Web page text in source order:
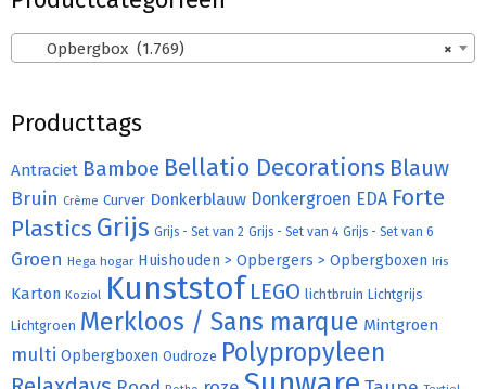
×
Opbergbox (1.769)
Producttags
Antraciet Bamboe Bellatio Decorations Blauw
Bruin Crème Curver Donkerblauw Donkergroen EDA Forte
Plastics Grijs Grijs - Set van 2 Grijs - Set van 4 Grijs - Set van 6
Groen Hega hogar Huishouden > Opbergers > Opbergboxen Iris
Karton Koziol Kunststof LEGO lichtbruin Lichtgrijs
Lichtgroen Merkloos / Sans marque Mintgroen
multi Opbergboxen Oudroze Polypropyleen